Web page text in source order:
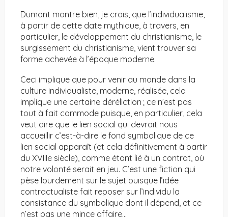
Dumont montre bien, je crois, que l’individualisme,
à partir de cette date mythique, à travers, en
particulier, le développement du christianisme, le
surgissement du christianisme, vient trouver sa
forme achevée à l’époque moderne.
Ceci implique que pour venir au monde dans la
culture individualiste, moderne, réalisée, cela
implique une certaine déréliction ; ce n’est pas
tout à fait commode puisque, en particulier, cela
veut dire que le lien social qui devrait nous
accueillir c’est-à-dire le fond symbolique de ce
lien social apparaît (et cela définitivement à partir
du XVIIIe siècle), comme étant lié à un contrat, où
notre volonté serait en jeu. C’est une fiction qui
pèse lourdement sur le sujet puisque l’idée
contractualiste fait reposer sur l’individu la
consistance du symbolique dont il dépend, et ce
n’est pas une mince affaire…